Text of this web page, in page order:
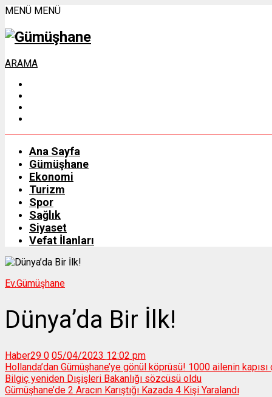
MENÜ MENÜ
ARAMA
Ana Sayfa
Gümüşhane
Ekonomi
Turizm
Spor
Sağlık
Siyaset
Vefat İlanları
Ev.Gümüşhane
Dünya’da Bir İlk!
Haber29 0 05/04/2023 12:02 pm
Hollanda’dan Gümüşhane’ye gönül köprüsü! 1000 ailenin kapısı
Bilgiç yeniden Dışişleri Bakanlığı sözcüsü oldu
Gümüşhane’de 2 Aracın Karıştığı Kazada 4 Kişi Yaralandı